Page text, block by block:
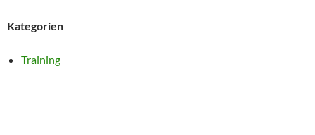
Kategorien
Training